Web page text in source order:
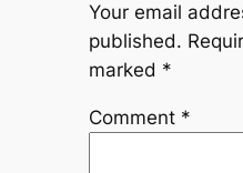
Your email
published.
marked *
Comment *